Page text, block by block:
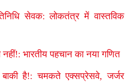
सेवक: लोकतंत्र में वास्तविक
नहीं!: भारतीय पहचान का नया गणित
है!: चमकते एक्सप्रेसवे, जर्जर